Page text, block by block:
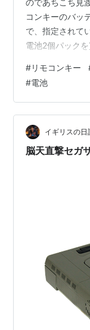
コンキーのバッ
で、指定されて
電池2個パック
ーの電池も交換
し、予備の方で
るまで使おうと
た時に残った1
きいので結局予
当分安心です。
#リモコンキー
#電池
イギリスの日
脳天直撃セガ